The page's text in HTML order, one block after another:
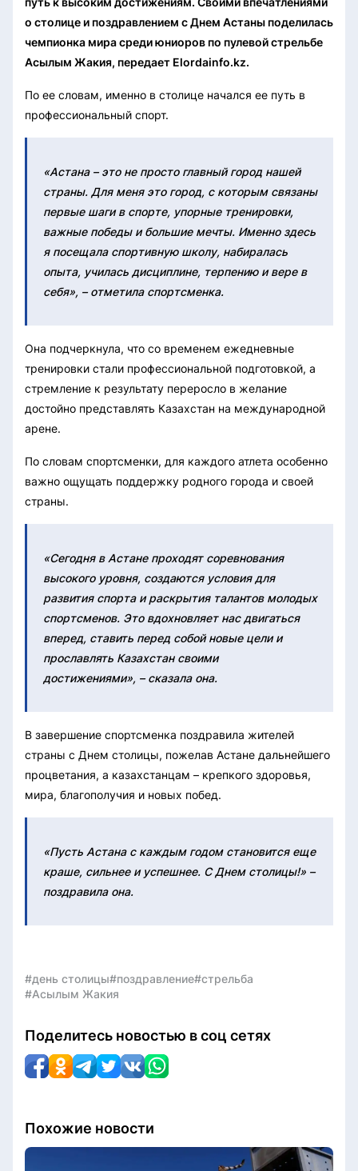
о столице и поздравлением с Днем Астаны поделилась
чемпионка мира среди юниоров по пулевой стрельбе
Асылым Жакия, передает Elordainfo.kz.
По ее словам, именно в столице начался ее путь в
профессиональный спорт.
«Астана – это не просто главный город нашей
страны. Для меня это город, с которым связаны
первые шаги в спорте, упорные тренировки,
важные победы и большие мечты. Именно здесь
я посещала спортивную школу, набиралась
опыта, училась дисциплине, терпению и вере в
себя», – отметила спортсменка.
Она подчеркнула, что со временем ежедневные
тренировки стали профессиональной подготовкой, а
стремление к результату переросло в желание
достойно представлять Казахстан на международной
арене.
По словам спортсменки, для каждого атлета особенно
важно ощущать поддержку родного города и своей
страны.
«Сегодня в Астане проходят соревнования
высокого уровня, создаются условия для
развития спорта и раскрытия талантов молодых
спортсменов. Это вдохновляет нас двигаться
вперед, ставить перед собой новые цели и
прославлять Казахстан своими
достижениями», – сказала она.
В завершение спортсменка поздравила жителей
страны с Днем столицы, пожелав Астане дальнейшего
процветания, а казахстанцам – крепкого здоровья,
мира, благополучия и новых побед.
«Пусть Астана с каждым годом становится еще
краше, сильнее и успешнее. С Днем столицы!» –
поздравила она.
#день столицы#поздравление#стрельба
#Асылым Жакия
Поделитесь новостью в соц сетях
Похожие новости